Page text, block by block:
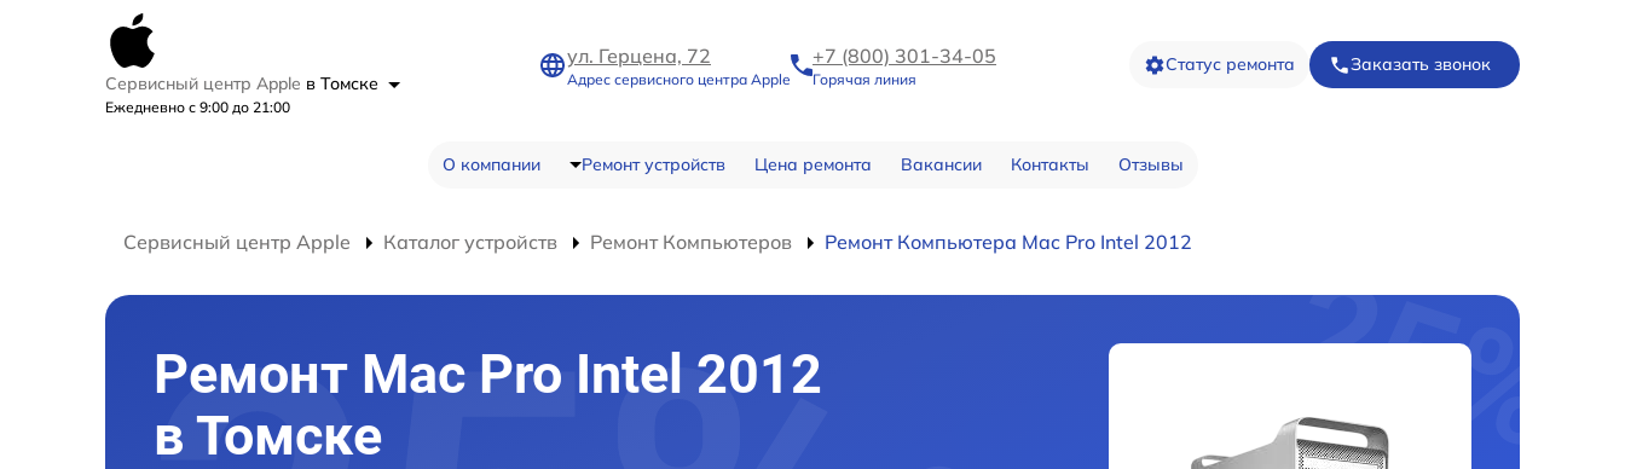
Сервисный центр Apple в Томске
Ежедневно с 9:00 до 21:00
ул. Герцена, 72
Адрес сервисного центра Apple
+7 (800) 301-34-05
Горячая линия
Статус ремонта Заказать звонок
О компании Ремонт устройств Цена ремонта Вакансии Контакты Отзывы
Сервисный центр Apple Каталог устройств Ремонт Компьютеров Ремонт Компьютера Mac Pro Intel 2012
Ремонт Mac Pro Intel 2012
в Томске